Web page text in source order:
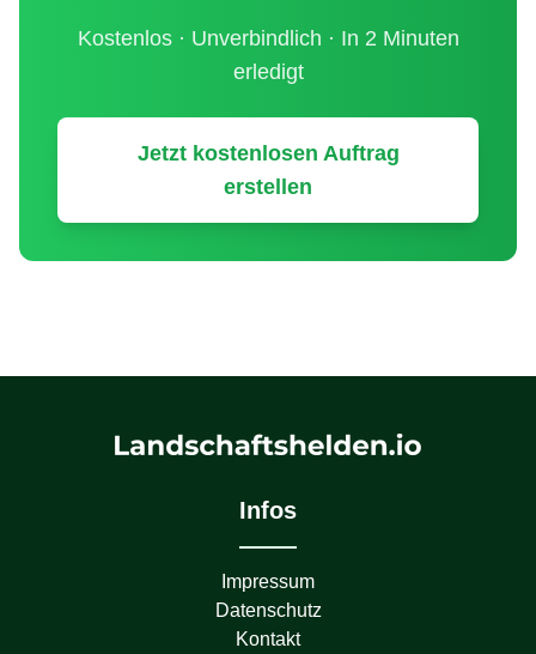
Kostenlos · Unverbindlich · In 2 Minuten
erledigt
Jetzt kostenlosen Auftrag
erstellen
Infos
Impressum
Datenschutz
Kontakt